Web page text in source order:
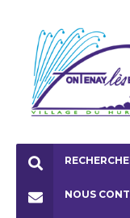
NOUS